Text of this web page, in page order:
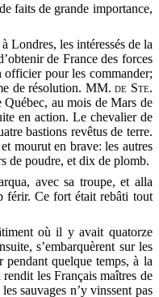
faits de grande importance,
Londres, les intéressés de la
de France des forces
officier pour les commander;
de résolution. MM.de Ste.
au mois de Mars de
en action. Le chevalier de
bastions revêtus de terre.
mourut en brave: les autres
de poudre, et dix de plomb.
avec sa troupe, et alla
férir. Ce fort était rebâti tout
où il y avait quatorze
s’embarquèrent sur les
pendant quelque temps, à la
les Français maîtres de
sauvages n’y vinssent pas